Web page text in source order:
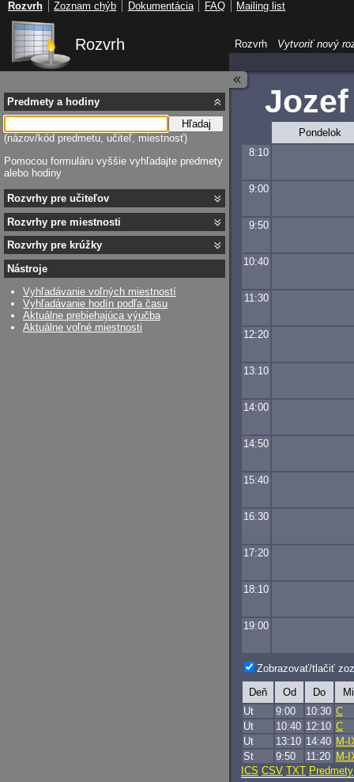
Rozvrh
Pondelok
8:10
9:00
9:50
10:40
11:30
12:20
13:10
14:00
14:50
15:40
16:30
17:20
18:10
19:00
Zobrazovať/tlačiť
Deň Od Do
Ut
9:00 10:30 C
Ut
10:40 12:10 C
Ut
13:10 14:40 M-
St
9:50 11:20 M-
ICS CSV TXT Predmety
Predmety a hodiny
Hľadaj
(názov/kód predmetu, učiteľ, miestnosť)
Pomocou formuláru vyššie vyhľadajte predmety
alebo hodiny
Rozvrhy pre učiteľov
Rozvrhy pre miestnosti
Rozvrhy pre krúžky
Nástroje
Vyhľadávanie voľných miestností
Vyhľadávanie hodín podľa času
Aktuálne prebiehajúca výučba
Aktuálne voľné miestnosti
Rozvrh Vytvoriť nový
Rozvrh Zoznam chýb Dokumentácia FAQ Mailing list